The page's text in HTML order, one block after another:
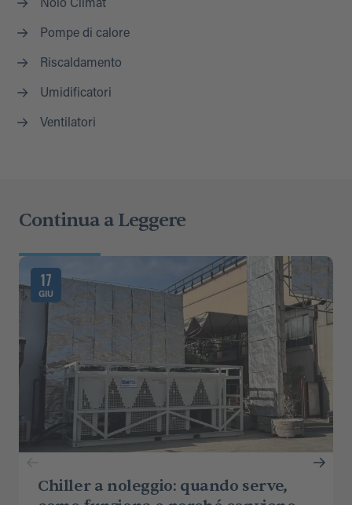
Nolo Climat
Pompe di calore
Riscaldamento
Umidificatori
Ventilatori
Continua a Leggere
17
GIU
Chiller a noleggio: quando serve,